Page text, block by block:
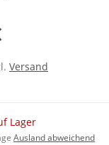
Versand
Lager
Ausland abweichend